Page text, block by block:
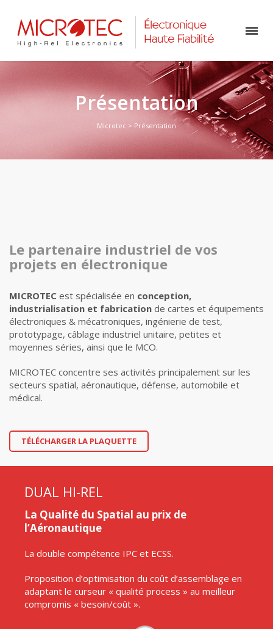
Présentation
Microtec > Présentation
Le partenaire industriel de vos
projets en électronique
MICROTEC est spécialisée en conception,
industrialisation et fabrication de cartes et équipements
électroniques & mécatroniques, ingénierie de test,
prototypage, câblage industriel unitaire, petites et
moyennes séries, ainsi que le MCO.
MICROTEC concentre ses activités principalement sur les
secteurs spatial, aéronautique, défense, automobile et
médical.
TÉLÉCHARGER LA PLAQUETTE
DUAL HI-REL
La Qualité du Spatial au prix de
l’Aéronautique
La double compétence IPC et ECSS.
Proposition d’optimisation du coût d’assemblage en
adaptant le curseur « qualité process » au meilleur
compromis « besoin/coût ».